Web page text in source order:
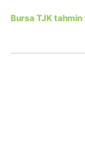
Bursa TJK tahmin